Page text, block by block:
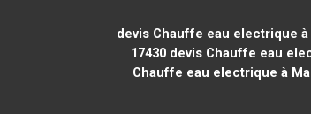
devis Chauffe eau electrique à
17430 devis Chauffe eau
Chauffe eau electrique à